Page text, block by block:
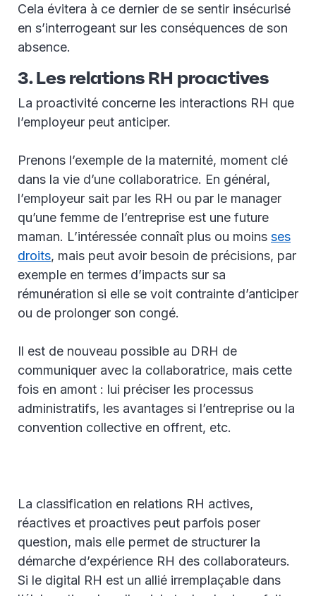
Cela évitera à ce dernier de se sentir insécurisé
en s’interrogeant sur les conséquences de son
absence.
3. Les relations RH proactives
La proactivité concerne les interactions RH que
l’employeur peut anticiper.
Prenons l’exemple de la maternité, moment clé
dans la vie d’une collaboratrice. En général,
l’employeur sait par les RH ou par le manager
qu’une femme de l’entreprise est une future
maman. L’intéressée connaît plus ou moins ses
droits, mais peut avoir besoin de précisions, par
exemple en termes d’impacts sur sa
rémunération si elle se voit contrainte d’anticiper
ou de prolonger son congé.
Il est de nouveau possible au DRH de
communiquer avec la collaboratrice, mais cette
fois en amont : lui préciser les processus
administratifs, les avantages si l’entreprise ou la
convention collective en offrent, etc.
La classification en relations RH actives,
réactives et proactives peut parfois poser
question, mais elle permet de structurer la
démarche d’expérience RH des collaborateurs.
Si le digital RH est un allié irremplaçable dans